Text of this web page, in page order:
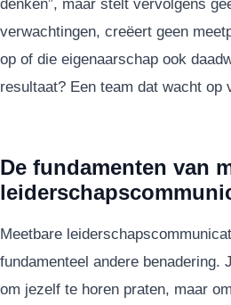
denken”, maar stelt vervolgens
verwachtingen, creëert geen
op of die eigenaarschap ook
resultaat? Een team dat wacht op
De fundamenten van
Meetbare
fundamenteel andere benadering.
om jezelf te horen praten, maar